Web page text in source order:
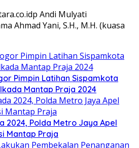
Andi Mulyati
Ahmad Yani, S.H., M.H. (kuasa
Pimpin Latihan Sispamkota
Mantap Praja 2024
2024, Polda Metro Jaya Apel
Mantap Praja